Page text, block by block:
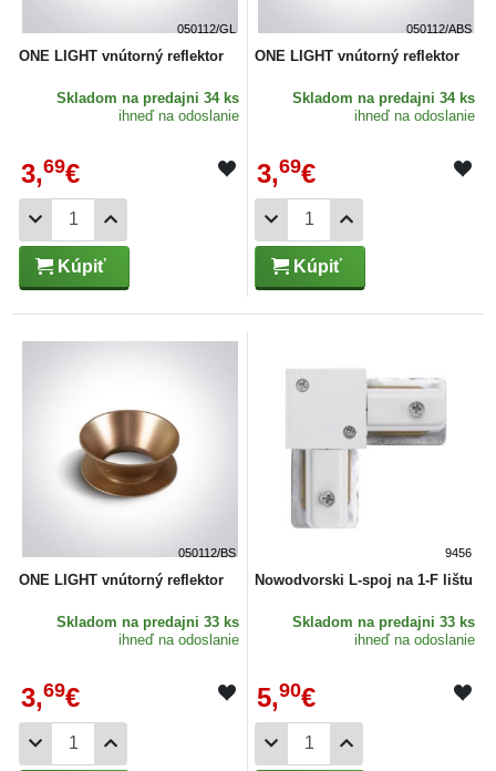
050112/GL
ONE LIGHT vnútorný reflektor
Skladom na predajni 34 ks
ihneď na odoslanie
3,69€
Kúpiť
050112/ABS
ONE LIGHT vnútorný reflektor
Skladom na predajni 34 ks
ihneď na odoslanie
3,69€
Kúpiť
050112/BS
ONE LIGHT vnútorný reflektor
Skladom na predajni 33 ks
ihneď na odoslanie
3,69€
9456
Nowodvorski L-spoj na 1-F lištu
Skladom na predajni 33 ks
ihneď na odoslanie
5,90€